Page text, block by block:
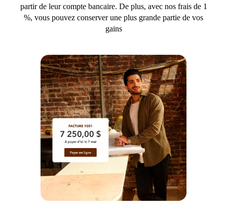
partir de leur compte bancaire. De plus, avec nos frais de 1
%, vous pouvez conserver une plus grande partie de vos
gains